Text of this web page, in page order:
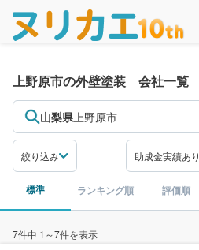
上野原市の外壁塗装 会社一覧
山梨県上野原市
絞り込み 助成金実績あり
標準 ランキング順 評価順
7件中 1～7件を表示